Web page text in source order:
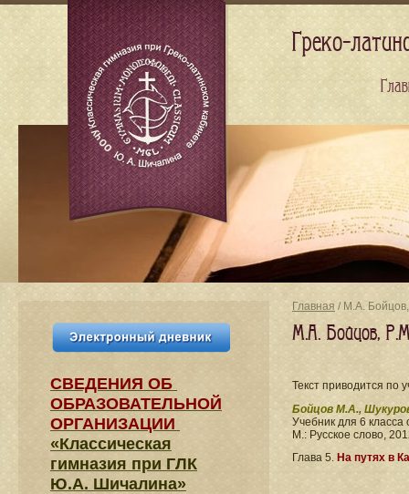
Главная / М.А.
М.А. Бойцов,
Текст приводится по
Бойцов М.А.,
Учебник для 6
М.: Русское слово,
Глава 5. На путях в
СВЕДЕНИЯ​ ОБ
ОБРАЗОВАТЕЛЬНОЙ
ОРГАНИЗАЦИИ
«Классическая
гимназия при ГЛК
Ю.А. Шичалина»
Греко-